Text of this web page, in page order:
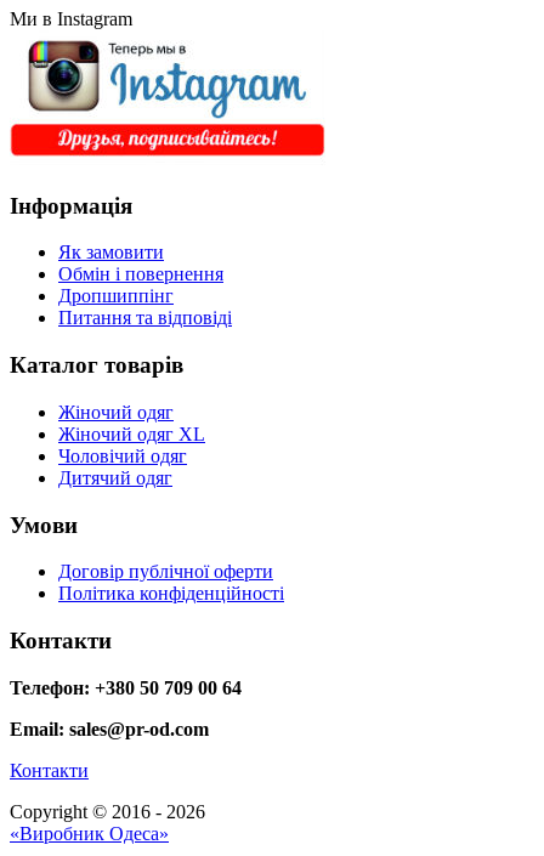
Ми в Instagram
Інформація
Як замовити
Обмін і повернення
Дропшиппінг
Питання та відповіді
Каталог товарів
Жіночий одяг
Жіночий одяг XL
Чоловічий одяг
Дитячий одяг
Умови
Договір публічної оферти
Політика конфіденційності
Контакти
Телефон: +380 50 709 00 64
Email: sales@pr-od.com
Контакти
Copyright © 2016 - 2026
«Виробник Одеса»